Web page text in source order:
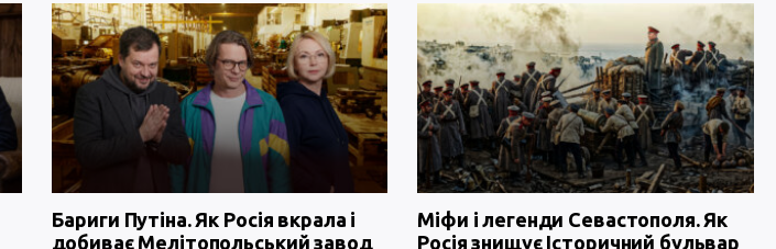
Бариги Путіна. Як Росія вкрала і
добиває Мелітопольський завод
Міфи і легенди Севастополя. Як
Росія знищує Історичний бульвар